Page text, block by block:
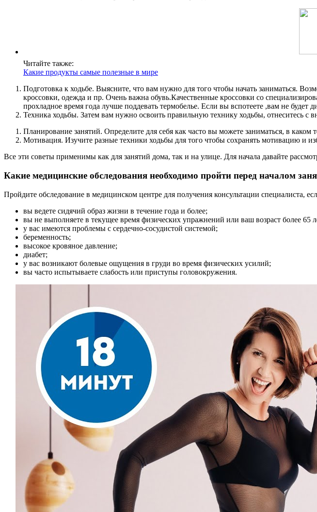
Читайте также:
Какие продукты самые полезные в мире
Подготовка к ходьбе. Выясните, что вам нужно для того чтобы начать заниматься.
кроссовки, одежда и пр. Очень важна обувь.Качественные кроссовки со
прохладное время года лучше поддевать термобелье. Если вы вспотеете ,вам не будет
Техника ходьбы. Затем вам нужно освоить правильную технику ходьбы, отнеситесь с
Планирование занятий. Определите для себя как часто вы можете заниматься, в
Мотивация. Изучите разные техники ходьбы для того чтобы сохранять мотивацию и
Все эти советы применимы как для занятий дома, так и на улице. Для начала давайте
Какие медицинские обследования необходимо пройти перед началом
Пройдите обследование в медицинском центре для получения консультации специалиста,
вы ведете сидячий образ жизни в течение года и более;
вы не выполняете в текущее время физических упражнений или ваш возраст более 65
у вас имеются проблемы с сердечно-сосудистой системой;
беременность;
высокое кровяное давление;
диабет;
у вас возникают болевые ощущения в груди во время физических усилий;
вы часто испытываете слабость или приступы головокружения.